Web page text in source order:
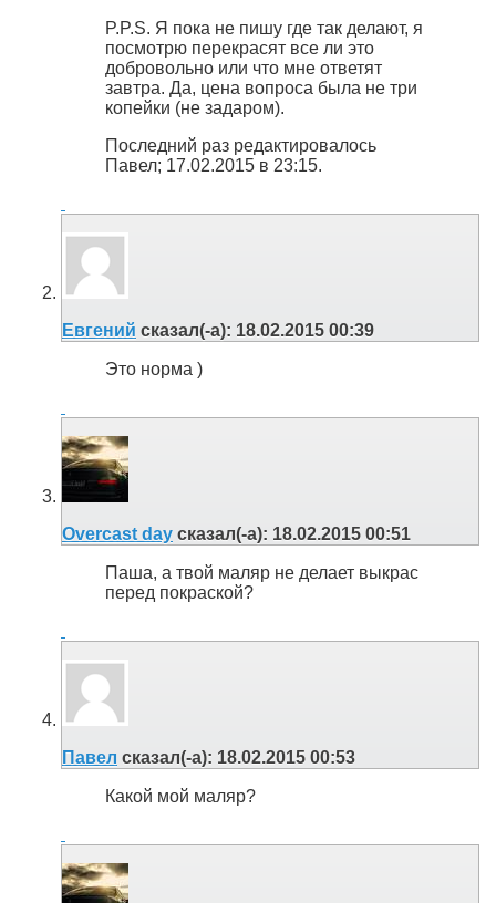
P.P.S. Я пока не пишу где так делают, я
посмотрю перекрасят все ли это
добровольно или что мне ответят
завтра. Да, цена вопроса была не три
копейки (не задаром).
Последний раз редактировалось
Павел; 17.02.2015 в 23:15.
Евгений сказал(-а): 18.02.2015 00:39
Это норма )
Overcast day сказал(-а): 18.02.2015 00:51
Паша, а твой маляр не делает выкрас
перед покраской?
Павел сказал(-а): 18.02.2015 00:53
Какой мой маляр?